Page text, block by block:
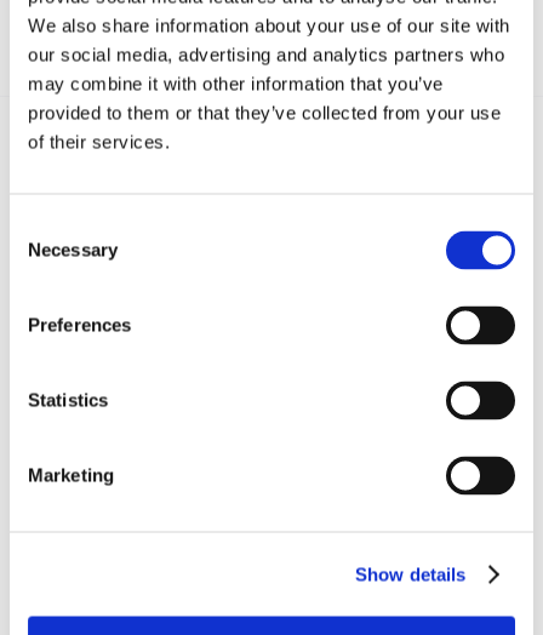
We also share information about your use of our site with
our social media, advertising and analytics partners who
may combine it with other information that you’ve
provided to them or that they’ve collected from your use
of their services.
Selection
Necessary
Preferences
Statistics
Marketing
Show details
24 Luglio 2026